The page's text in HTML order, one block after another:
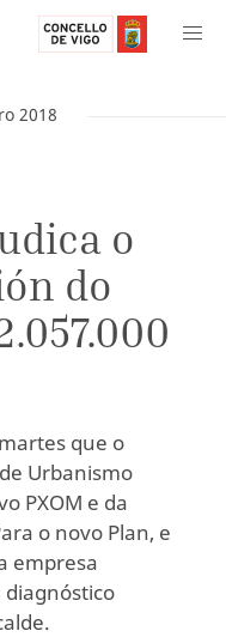
2018
o
do
que o
Urbanismo
PXOM e da
o novo Plan, e
empresa